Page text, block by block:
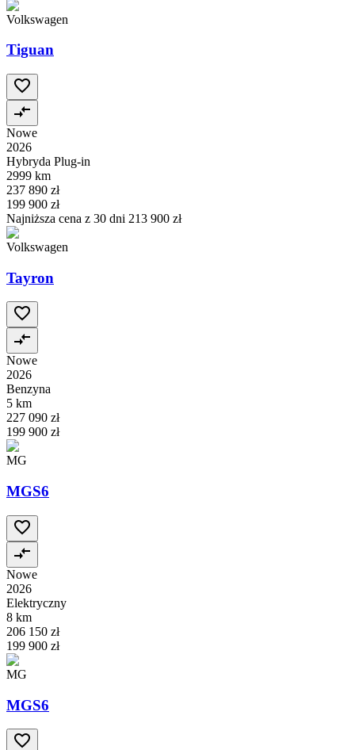
Volkswagen
Tiguan
Nowe
2026
Hybryda Plug-in
2999 km
237 890 zł
199 900 zł
Najniższa cena z 30 dni 213 900 zł
Volkswagen
Tayron
Nowe
2026
Benzyna
5 km
227 090 zł
199 900 zł
MG
MGS6
Nowe
2026
Elektryczny
8 km
206 150 zł
199 900 zł
MG
MGS6